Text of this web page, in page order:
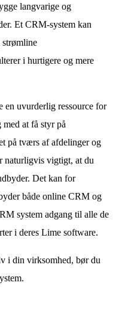
langvarige og
Et CRM-system kan
strømline
i hurtigere og mere
en uvurderlig ressource for
at få styr på
på tværs af afdelinger og
naturligvis vigtigt, at du
Det kan for
både online CRM og
system adgang til alle de
i deres Lime software.
i din virksomhed, bør du